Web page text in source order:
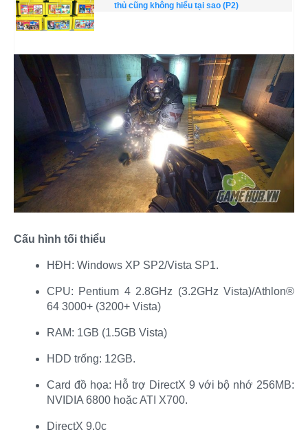
thủ cũng không hiểu tại sao (P2)
Cấu hình tối thiểu
HĐH: Windows XP SP2/Vista SP1.​
CPU: Pentium 4 2.8GHz (3.2GHz Vista)/Athlon®
64 3000+ (3200+ Vista)​
RAM: 1GB (1.5GB Vista)​
HDD trống: 12GB.​
Card đồ họa: Hỗ trợ DirectX 9 với bộ nhớ 256MB:
NVIDIA 6800 hoặc ATI X700.​
DirectX 9.0c​